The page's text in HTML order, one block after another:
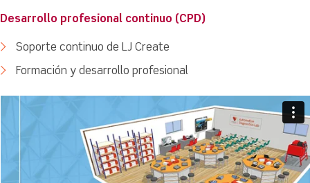
Desarrollo profesional continuo (CPD)
Soporte continuo de LJ Create
Formación y desarrollo profesional